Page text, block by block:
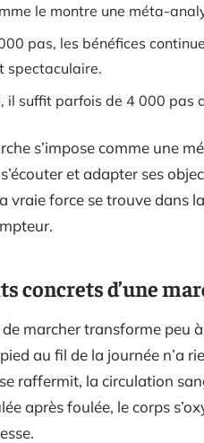
le montre une méta-
pas, les bénéfices
spectaculaire.
il suffit parfois de 4 000
s’impose comme une
et adapter ses
vraie force se trouve dans
concrets d’une
marcher transforme peu
au fil de la journée n’a
raffermit, la circulation
après foulée, le corps